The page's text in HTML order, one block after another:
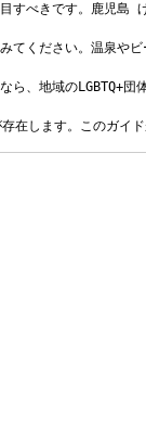
すべきです。鹿児島
てください。温泉や
ら、地域のLGBTQ+
在します。このガイ